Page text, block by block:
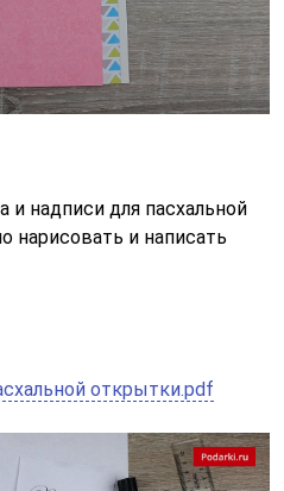
и надписи для пасхальной
нарисовать и написать
открытки.pdf